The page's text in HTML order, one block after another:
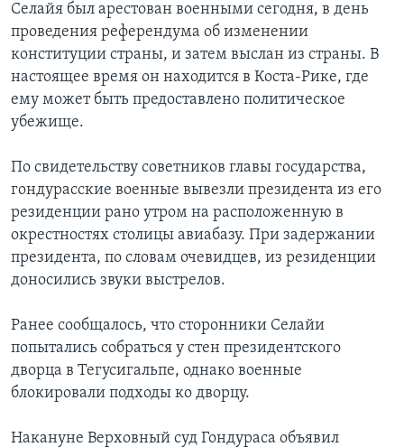
Селайя был арестован военными сегодня, в день
проведения референдума об изменении
конституции страны, и затем выслан из страны. В
настоящее время он находится в Коста-Рике, где
ему может быть предоставлено политическое
убежище.
По свидетельству советников главы государства,
гондурасские военные вывезли президента из его
резиденции рано утром на расположенную в
окрестностях столицы авиабазу. При задержании
президента, по словам очевидцев, из резиденции
доносились звуки выстрелов.
Ранее сообщалось, что сторонники Селайи
попытались собраться у стен президентского
дворца в Тегусигальпе, однако военные
блокировали подходы ко дворцу.
Накануне Верховный суд Гондураса объявил